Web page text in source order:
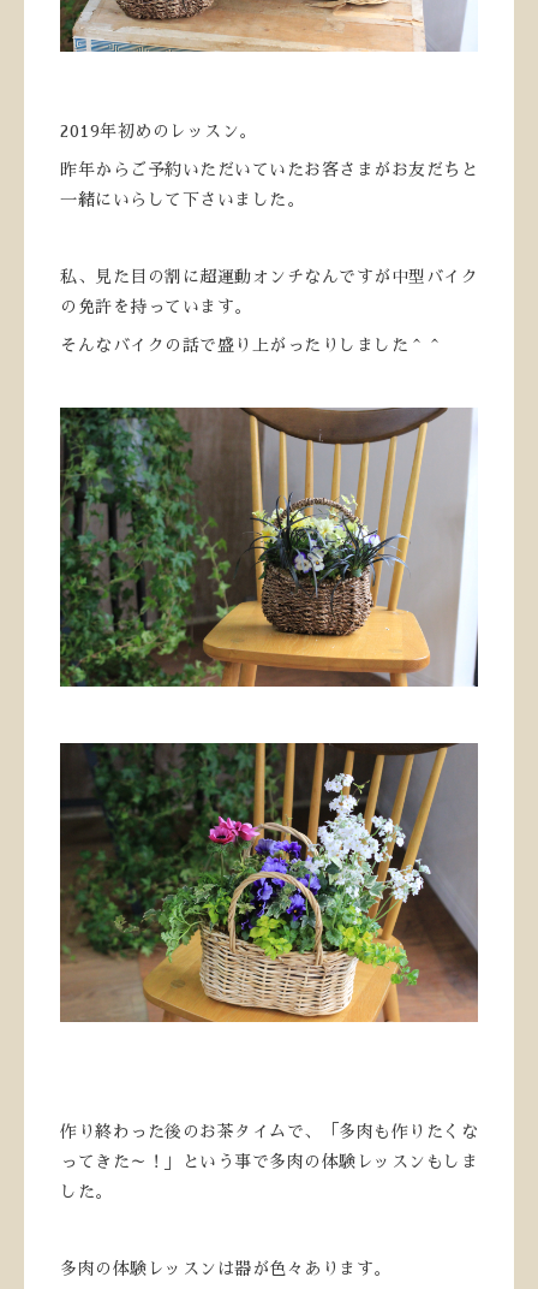
2019年初めのレッスン。
昨年からご予約いただいていたお客さまがお友だちと
一緒にいらして下さいました。
私、見た目の割に超運動オンチなんですが中型バイク
の免許を持っています。
そんなバイクの話で盛り上がったりしました＾＾
作り終わった後のお茶タイムで、「多肉も作りたくな
ってきた～！」という事で多肉の体験レッスンもしま
した。
多肉の体験レッスンは器が色々あります。